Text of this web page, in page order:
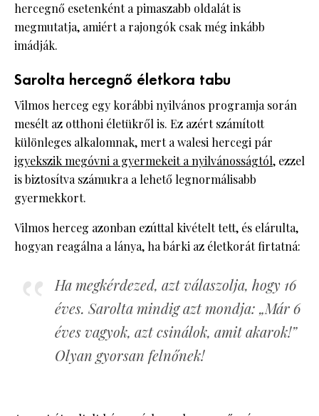
hercegnő esetenként a pimaszabb oldalát is
megmutatja, amiért a rajongók csak még inkább
imádják.
Sarolta hercegnő életkora tabu
Vilmos herceg egy korábbi nyilvános programja során
mesélt az otthoni életükről is. Ez azért számított
különleges alkalomnak, mert a walesi hercegi pár
igyekszik megóvni a gyermekeit a nyilvánosságtól, ezzel
is biztosítva számukra a lehető legnormálisabb
gyermekkort.
Vilmos herceg azonban ezúttal kivételt tett, és elárulta,
hogyan reagálna a lánya, ha bárki az életkorát firtatná:
Ha megkérdezed, azt válaszolja, hogy 16
éves. Sarolta mindig azt mondja: „Már 6
éves vagyok, azt csinálok, amit akarok!”
Olyan gyorsan felnőnek!